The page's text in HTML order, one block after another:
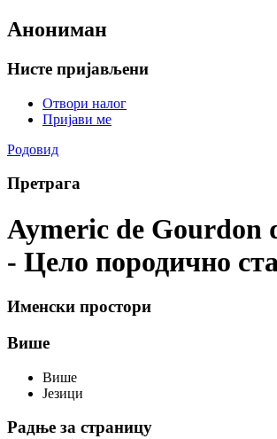
Анониман
Нисте пријављени
Отвори налог
Пријави ме
Родовид
Претрага
Aymeric de Gourdon
- Цело породично
Именски простори
Више
Више
Језици
Радње за страницу